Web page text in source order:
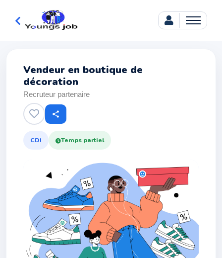
Vendeur en boutique de
décoration
Recruteur partenaire
share
CDI Temps partiel